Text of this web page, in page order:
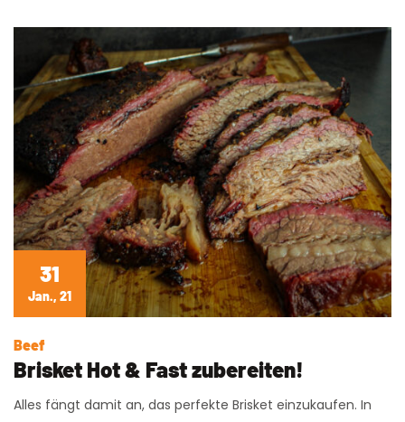
31
Jan., 21
Beef
Brisket Hot & Fast zubereiten!
Alles fängt damit an, das perfekte Brisket einzukaufen. In